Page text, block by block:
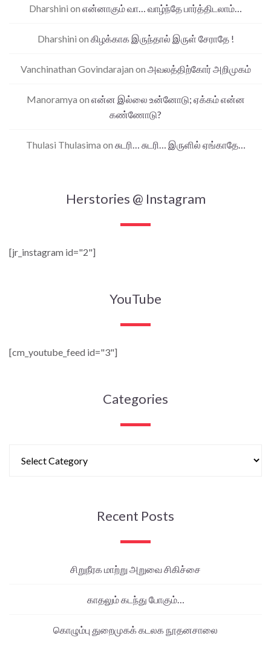
Dharshini on என்னாகும் வா… வாழ்ந்தே பார்த்திடலாம்…
Dharshini on கிழக்காக இருந்தால் இருள் சேராதே !
Vanchinathan Govindarajan on அவலத்திற்கோர் அறிமுகம்
Manoramya on என்ன இல்லை உன்னோடு; ஏக்கம் என்ன
கண்ணோடு?
Thulasi Thulasima on சுடரி… சுடரி… இருளில் ஏங்காதே…
Herstories @ Instagram
[jr_instagram id="2"]
YouTube
[cm_youtube_feed id="3"]
Categories
Recent Posts
சிறுநீரக மாற்று அறுவை சிகிச்சை
காதலும் கடந்து போகும்…
கொழும்பு துறைமுகக் கடலக நூதனசாலை